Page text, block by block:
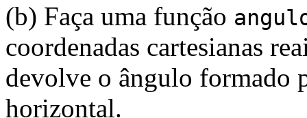
(b) Faça uma função
coordenadas cartesianas
devolve o ângulo formado
horizontal.